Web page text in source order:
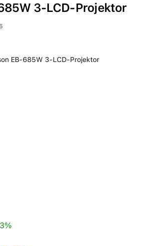
3-LCD-Projektor